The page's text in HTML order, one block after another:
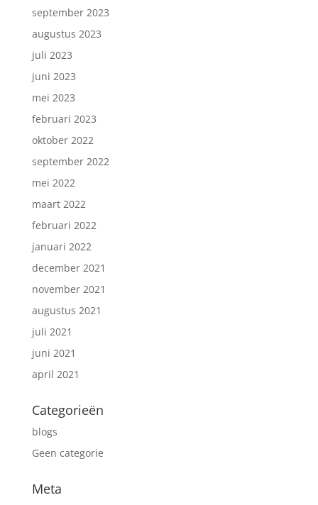
september 2023
augustus 2023
juli 2023
juni 2023
mei 2023
februari 2023
oktober 2022
september 2022
mei 2022
maart 2022
februari 2022
januari 2022
december 2021
november 2021
augustus 2021
juli 2021
juni 2021
april 2021
Categorieën
blogs
Geen categorie
Meta